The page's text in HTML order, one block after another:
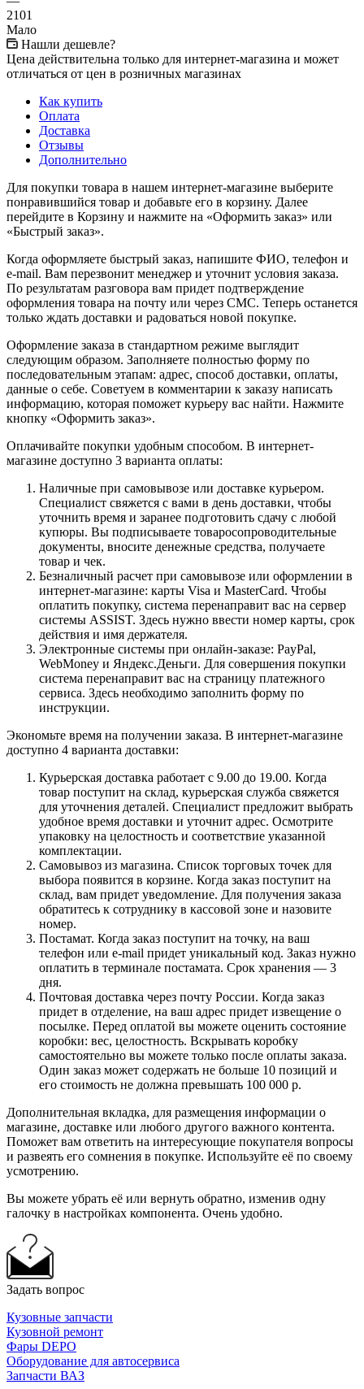
2101
Мало
Нашли дешевле?
Цена действительна только для интернет-магазина и может
отличаться от цен в розничных магазинах
Как купить
Оплата
Доставка
Отзывы
Дополнительно
Для покупки товара в нашем интернет-магазине выберите
понравившийся товар и добавьте его в корзину. Далее
перейдите в Корзину и нажмите на «Оформить заказ» или
«Быстрый заказ».
Когда оформляете быстрый заказ, напишите ФИО, телефон и
e-mail. Вам перезвонит менеджер и уточнит условия заказа.
По результатам разговора вам придет подтверждение
оформления товара на почту или через СМС. Теперь останется
только ждать доставки и радоваться новой покупке.
Оформление заказа в стандартном режиме выглядит
следующим образом. Заполняете полностью форму по
последовательным этапам: адрес, способ доставки, оплаты,
данные о себе. Советуем в комментарии к заказу написать
информацию, которая поможет курьеру вас найти. Нажмите
кнопку «Оформить заказ».
Оплачивайте покупки удобным способом. В интернет-
магазине доступно 3 варианта оплаты:
Наличные при самовывозе или доставке курьером.
Специалист свяжется с вами в день доставки, чтобы
уточнить время и заранее подготовить сдачу с любой
купюры. Вы подписываете товаросопроводительные
документы, вносите денежные средства, получаете
товар и чек.
Безналичный расчет при самовывозе или оформлении в
интернет-магазине: карты Visa и MasterCard. Чтобы
оплатить покупку, система перенаправит вас на сервер
системы ASSIST. Здесь нужно ввести номер карты, срок
действия и имя держателя.
Электронные системы при онлайн-заказе: PayPal,
WebMoney и Яндекс.Деньги. Для совершения покупки
система перенаправит вас на страницу платежного
сервиса. Здесь необходимо заполнить форму по
инструкции.
Экономьте время на получении заказа. В интернет-магазине
доступно 4 варианта доставки:
Курьерская доставка работает с 9.00 до 19.00. Когда
товар поступит на склад, курьерская служба свяжется
для уточнения деталей. Специалист предложит выбрать
удобное время доставки и уточнит адрес. Осмотрите
упаковку на целостность и соответствие указанной
комплектации.
Самовывоз из магазина. Список торговых точек для
выбора появится в корзине. Когда заказ поступит на
склад, вам придет уведомление. Для получения заказа
обратитесь к сотруднику в кассовой зоне и назовите
номер.
Постамат. Когда заказ поступит на точку, на ваш
телефон или e-mail придет уникальный код. Заказ нужно
оплатить в терминале постамата. Срок хранения — 3
дня.
Почтовая доставка через почту России. Когда заказ
придет в отделение, на ваш адрес придет извещение о
посылке. Перед оплатой вы можете оценить состояние
коробки: вес, целостность. Вскрывать коробку
самостоятельно вы можете только после оплаты заказа.
Один заказ может содержать не больше 10 позиций и
его стоимость не должна превышать 100 000 р.
Дополнительная вкладка, для размещения информации о
магазине, доставке или любого другого важного контента.
Поможет вам ответить на интересующие покупателя вопросы
и развеять его сомнения в покупке. Используйте её по своему
усмотрению.
Вы можете убрать её или вернуть обратно, изменив одну
галочку в настройках компонента. Очень удобно.
Задать вопрос
Кузовные запчасти
Кузовной ремонт
Фары DEPO
Оборудование для автосервиса
Запчасти ВАЗ